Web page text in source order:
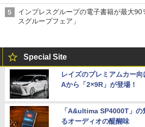
穴と楽天モバイルの課題
インプレスグループの電子書籍が最大90
スグループフェア」
Special Site
レイズのプレミアムカー
Aから「2×9R」が登場！
「A&ultima SP4000T」
るオーディオの醍醐味